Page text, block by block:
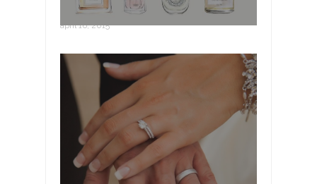
Huwelijks parfum
april 16, 2015
De handen van de bruid
april 11, 2015